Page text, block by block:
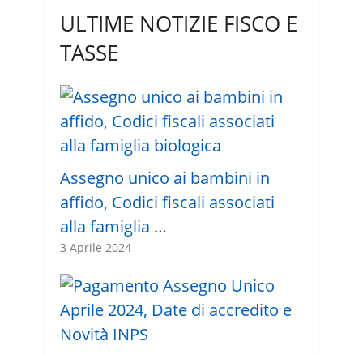
ULTIME NOTIZIE FISCO E
TASSE
Assegno unico ai bambini in
affido, Codici fiscali associati
alla famiglia …
3 Aprile 2024